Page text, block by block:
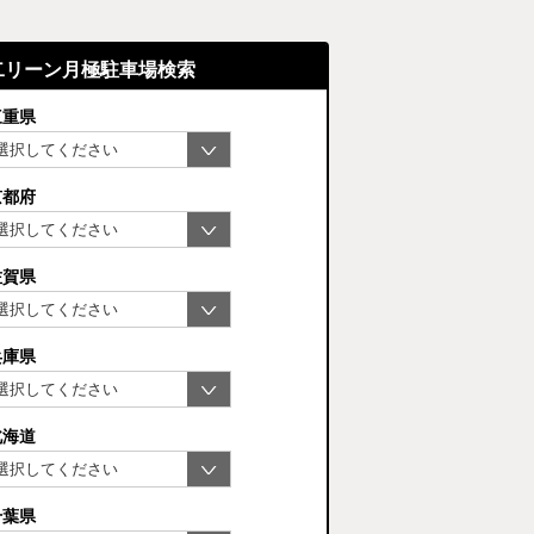
リーン月極駐車場検索
県
府
県
県
道
県